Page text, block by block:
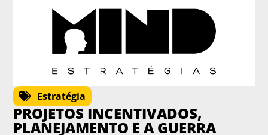
Estratégia
PROJETOS INCENTIVADOS,
PLANEJAMENTO E A GUERRA